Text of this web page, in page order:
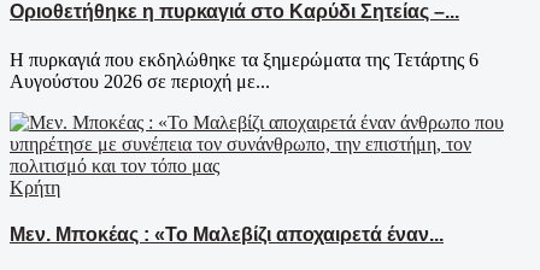
Οριοθετήθηκε η πυρκαγιά στο Καρύδι Σητείας –...
Η πυρκαγιά που εκδηλώθηκε τα ξημερώματα της Τετάρτης 6
Αυγούστου 2026 σε περιοχή με...
Κρήτη
Μεν. Μποκέας : «Το Μαλεβίζι αποχαιρετά έναν...